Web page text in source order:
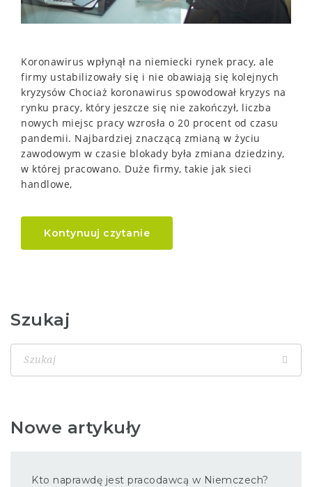
Koronawirus wpłynął na niemiecki rynek pracy, ale
firmy ustabilizowały się i nie obawiają się kolejnych
kryzysów Chociaż koronawirus spowodował kryzys na
rynku pracy, który jeszcze się nie zakończył, liczba
nowych miejsc pracy wzrosła o 20 procent od czasu
pandemii. Najbardziej znaczącą zmianą w życiu
zawodowym w czasie blokady była zmiana dziedziny,
w której pracowano. Duże firmy, takie jak sieci
handlowe,
Kontynuuj czytanie
Szukaj
Nowe artykuły
Kto naprawdę jest pracodawcą w Niemczech?